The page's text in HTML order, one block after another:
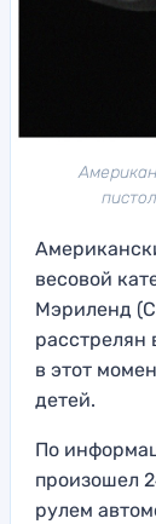
весовой
Мэриленд
расстрелян
в этот
детей.
По
произошел
рулем